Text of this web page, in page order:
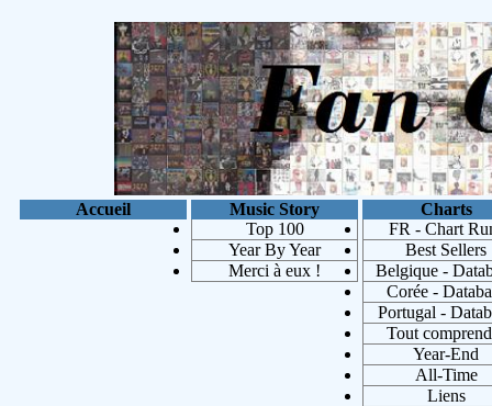
Accueil
Music Story
Top 100
Year By Year
Merci à eux !
Charts
FR - Chart
Best Sellers
Belgique -
Corée -
Portugal -
Tout
Year-End
All-Time
Liens
Les